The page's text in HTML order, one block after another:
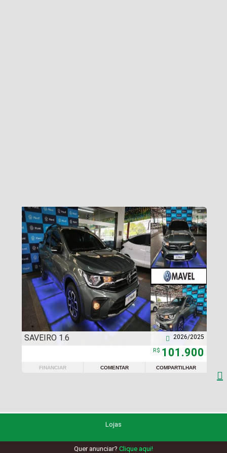
SAVEIRO 1.6 2026/2025

R$ 101.900
FINANCIAR COMENTAR COMPARTILHAR

Lojas
Quer anunciar? Clique aqui!